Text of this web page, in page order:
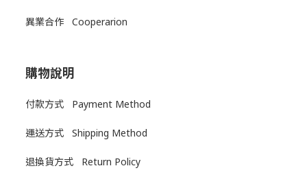
異業合作 Cooperarion
購物說明
付款方式 Payment Method
運送方式 Shipping Method
退換貨方式 Return Policy